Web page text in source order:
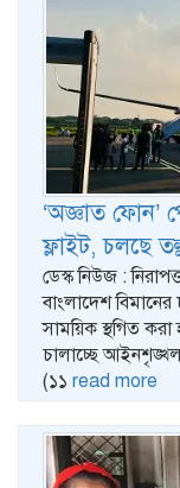
‘অজ্ঞাত ফোন’
ফ্লাইট, চলছে
ডেস্ক নিউজ :
বাংলাদেশ
সাময়িক স্থগিত করা
চালাচ্ছে
(১১ read more